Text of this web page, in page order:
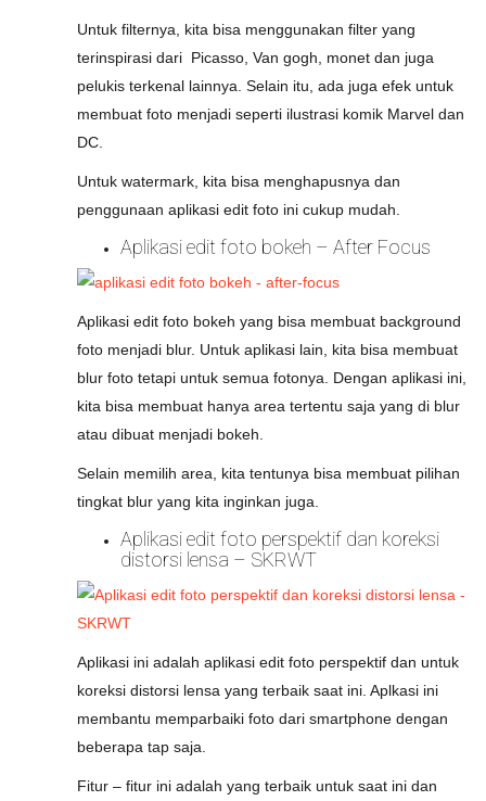
Untuk filternya, kita bisa menggunakan filter yang
terinspirasi dari Picasso, Van gogh, monet dan juga
pelukis terkenal lainnya. Selain itu, ada juga efek untuk
membuat foto menjadi seperti ilustrasi komik Marvel dan
DC.
Untuk watermark, kita bisa menghapusnya dan
penggunaan aplikasi edit foto ini cukup mudah.
Aplikasi edit foto bokeh – After Focus
Aplikasi edit foto bokeh yang bisa membuat background
foto menjadi blur. Untuk aplikasi lain, kita bisa membuat
blur foto tetapi untuk semua fotonya. Dengan aplikasi ini,
kita bisa membuat hanya area tertentu saja yang di blur
atau dibuat menjadi bokeh.
Selain memilih area, kita tentunya bisa membuat pilihan
tingkat blur yang kita inginkan juga.
Aplikasi edit foto perspektif dan koreksi
distorsi lensa – SKRWT
Aplikasi ini adalah aplikasi edit foto perspektif dan untuk
koreksi distorsi lensa yang terbaik saat ini. Aplkasi ini
membantu memparbaiki foto dari smartphone dengan
beberapa tap saja.
Fitur – fitur ini adalah yang terbaik untuk saat ini dan